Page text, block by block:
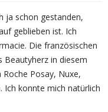
ja schon gestanden,
geblieben ist. Ich
Die französischen
Beautyherz in diesem
Posay, Nuxe,
Ich konnte mich natürlich